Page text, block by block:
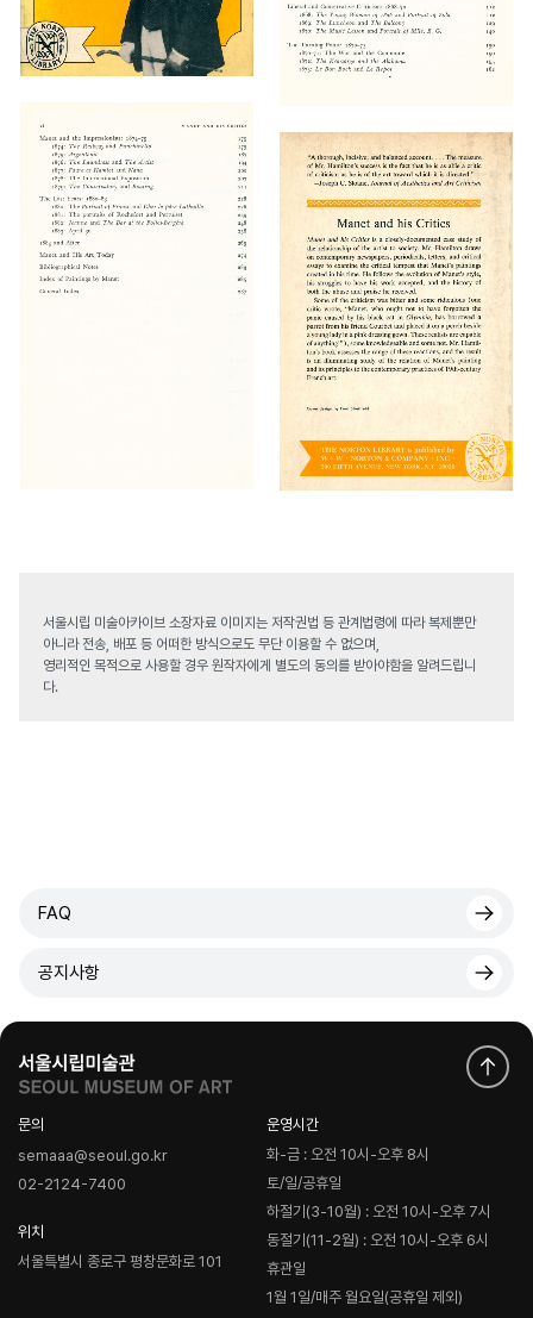
서울시립 미술아카이브 소장자료 이미지는 저작권법 등 관계법령에 따라 복제뿐만
아니라 전송, 배포 등 어떠한 방식으로도 무단 이용할 수 없으며,
영리적인 목적으로 사용할 경우 원작자에게 별도의 동의를 받아야함을 알려드립니
다.
FAQ
공지사항
문의
semaaa@seoul.go.kr
02-2124-7400
위치
서울특별시 종로구 평창문화로 101
운영시간
화-금 : 오전 10시-오후 8시
토/일/공휴일
하절기(3-10월) : 오전 10시-오후 7시
동절기(11-2월) : 오전 10시-오후 6시
휴관일
1월 1일/매주 월요일(공휴일 제외)